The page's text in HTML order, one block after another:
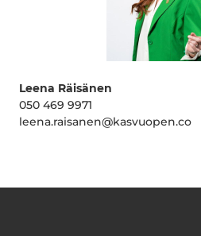
Leena Räisänen
050 469 9971
leena.raisanen@kasvuopen.co